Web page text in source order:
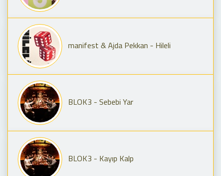
manifest & Ajda Pekkan - Hileli
BLOK3 - Sebebi Yar
BLOK3 - Kayıp Kalp